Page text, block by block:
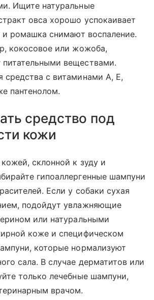
Ищите натуральные
овса хорошо успокаивает
и ромашка снимают воспаление.
кокосовое или жожоба,
веществами.
средства с витаминами A, E,
пантенолом.
средство под
кожи
склонной к зуду и
гипоаллергенные шампуни
Если у собаки сухая
подойдут увлажняющие
или натуральными
коже и специфическом
которые нормализуют
сала. В случае дерматитов или
только лечебные шампуни,
врачом.